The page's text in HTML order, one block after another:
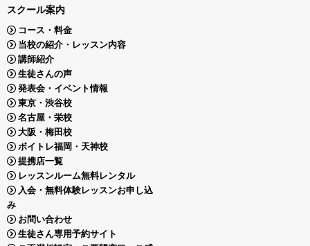
スクール案内
コース・料金
当校の紹介・レッスン内容
講師紹介
生徒さんの声
発表会・イベント情報
東京・渋谷校
名古屋・栄校
大阪・梅田校
ボイトレ福岡・天神校
提携店一覧
レッスンルーム無料レンタル
入会・無料体験レッスンお申し込
み
お問い合わせ
生徒さん専用予約サイト